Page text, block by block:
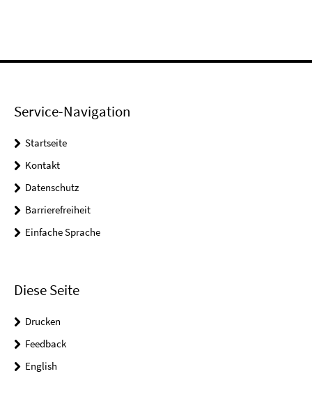
Service-Navigation
Startseite
Kontakt
Datenschutz
Barrierefreiheit
Einfache Sprache
Diese Seite
Drucken
Feedback
English